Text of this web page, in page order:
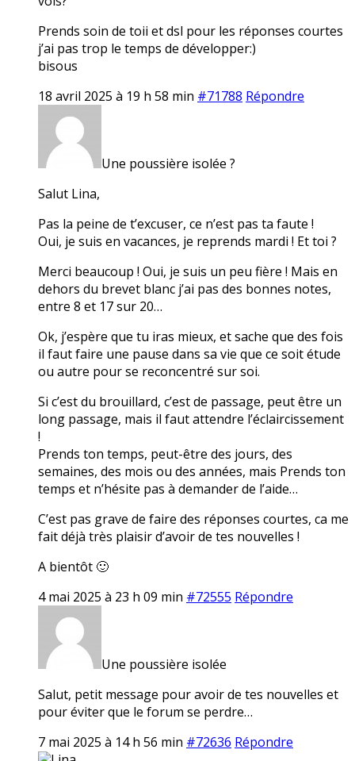
Prends soin de toii et dsl pour les réponses courtes
j’ai pas trop le temps de développer:)
bisous
18 avril 2025 à 19 h 58 min #71788 Répondre
Une poussière isolée ?
Salut Lina,
Pas la peine de t’excuser, ce n’est pas ta faute !
Oui, je suis en vacances, je reprends mardi ! Et toi ?
Merci beaucoup ! Oui, je suis un peu fière ! Mais en
dehors du brevet blanc j’ai pas des bonnes notes,
entre 8 et 17 sur 20…
Ok, j’espère que tu iras mieux, et sache que des fois
il faut faire une pause dans sa vie que ce soit étude
ou autre pour se reconcentré sur soi.
Si c’est du brouillard, c’est de passage, peut être un
long passage, mais il faut attendre l’éclaircissement
!
Prends ton temps, peut-être des jours, des
semaines, des mois ou des années, mais Prends ton
temps et n’hésite pas à demander de l’aide…
C’est pas grave de faire des réponses courtes, ca me
fait déjà très plaisir d’avoir de tes nouvelles !
A bientôt 🙂
4 mai 2025 à 23 h 09 min #72555 Répondre
Une poussière isolée
Salut, petit message pour avoir de tes nouvelles et
pour éviter que le forum se perdre…
7 mai 2025 à 14 h 56 min #72636 Répondre